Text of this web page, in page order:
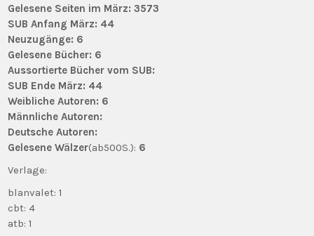
Gelesene Seiten im März: 3573
SUB Anfang März: 44
Neuzugänge: 6
Gelesene Bücher: 6
Aussortierte Bücher vom SUB:
SUB Ende März: 44
Weibliche Autoren: 6
Männliche Autoren:
Deutsche Autoren:
Gelesene Wälzer(ab500S.): 6
Verlage:
blanvalet: 1
cbt: 4
atb: 1